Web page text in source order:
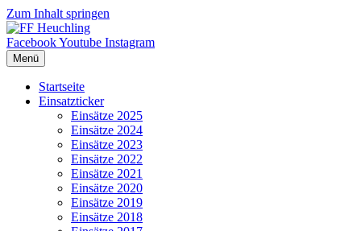
Zum Inhalt springen
FacebookYoutube Instagram
Menü
Startseite
Einsatzticker
Einsätze 2025
Einsätze 2024
Einsätze 2023
Einsätze 2022
Einsätze 2021
Einsätze 2020
Einsätze 2019
Einsätze 2018